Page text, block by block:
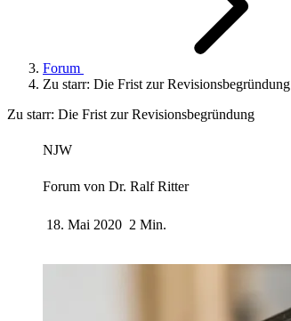
Forum
Zu starr: Die Frist zur Revisionsbegründung
Zu starr: Die Frist zur Revisionsbegründung
NJW
Forum von Dr. Ralf Ritter
18. Mai 2020 2 Min.